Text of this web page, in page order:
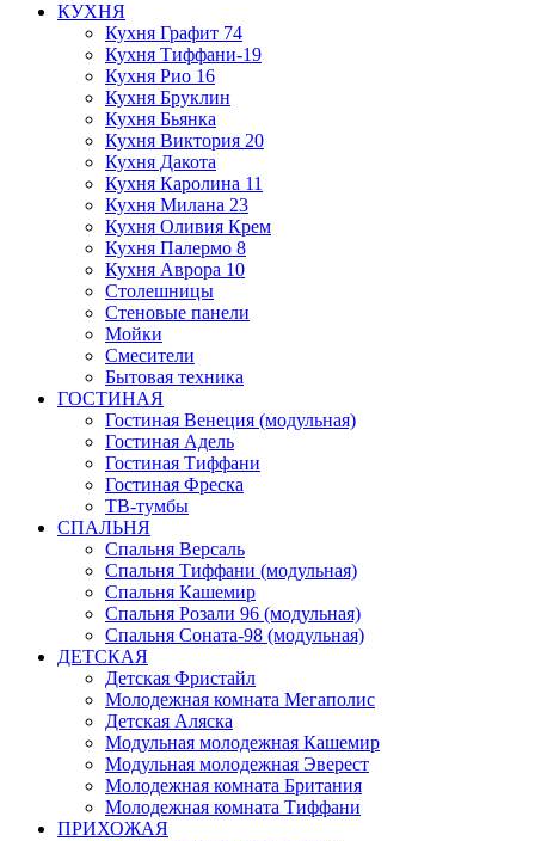
КУХНЯ
Кухня Графит 74
Кухня Тиффани-19
Кухня Рио 16
Кухня Бруклин
Кухня Бьянка
Кухня Виктория 20
Кухня Дакота
Кухня Каролина 11
Кухня Милана 23
Кухня Оливия Крем
Кухня Палермо 8
Кухня Аврора 10
Столешницы
Стеновые панели
Мойки
Смесители
Бытовая техника
ГОСТИНАЯ
Гостиная Венеция (модульная)
Гостиная Адель
Гостиная Тиффани
Гостиная Фреска
ТВ-тумбы
СПАЛЬНЯ
Спальня Версаль
Спальня Тиффани (модульная)
Спальня Кашемир
Спальня Розали 96 (модульная)
Спальня Соната-98 (модульная)
ДЕТСКАЯ
Детская Фристайл
Молодежная комната Мегаполис
Детская Аляска
Модульная молодежная Кашемир
Модульная молодежная Эверест
Молодежная комната Британия
Молодежная комната Тиффани
ПРИХОЖАЯ